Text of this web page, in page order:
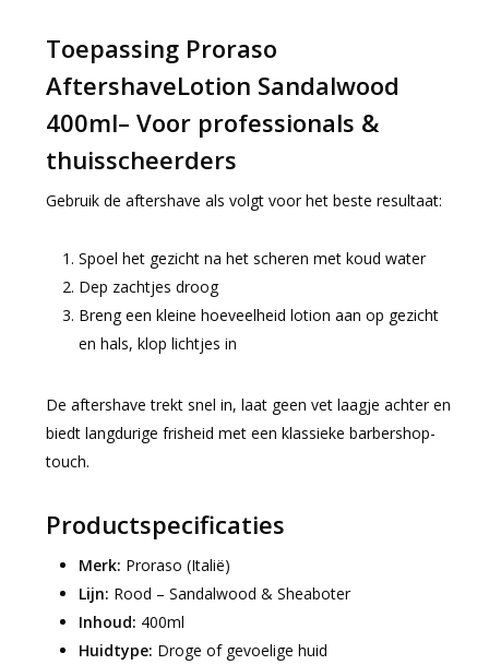
Toepassing Proraso
AftershaveLotion Sandalwood
400ml– Voor professionals &
thuisscheerders
Gebruik de aftershave als volgt voor het beste resultaat:
Spoel het gezicht na het scheren met koud water
Dep zachtjes droog
Breng een kleine hoeveelheid lotion aan op gezicht
en hals, klop lichtjes in
De aftershave trekt snel in, laat geen vet laagje achter en
biedt langdurige frisheid met een klassieke barbershop-
touch.
Productspecificaties
Merk: Proraso (Italië)
Lijn: Rood – Sandalwood & Sheaboter
Inhoud: 400ml
Huidtype: Droge of gevoelige huid